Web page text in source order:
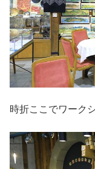
時折ここでワーク